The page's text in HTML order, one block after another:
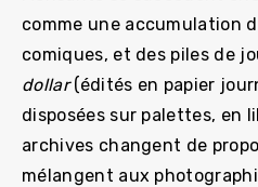
comme une accumulation
comiques, et des piles de
dollar(édités en papier
disposées sur palettes, en
archives changent de
mélangent aux